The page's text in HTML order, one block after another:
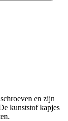
en zijn
kunststof kapjes